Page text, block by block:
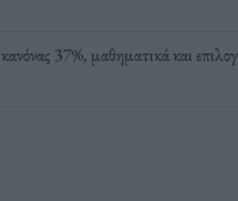
κανόνας 37%, μαθηματικά και